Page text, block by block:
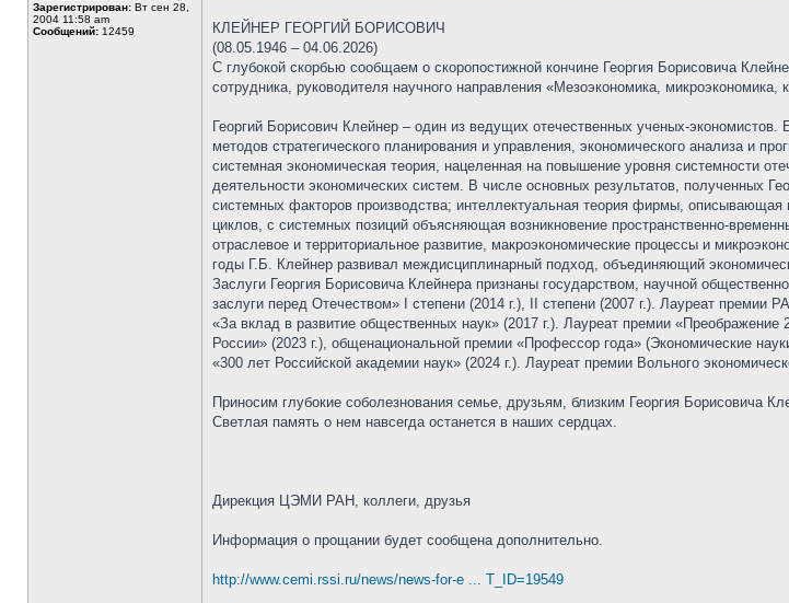
Зарегистрирован: Вт сен 28,
2004 11:58 am
Сообщений: 12459
КЛЕЙНЕР ГЕОРГИЙ БОРИСОВИЧ
(08.05.1946 – 04.06.2026)
С глубокой скорбью сообщаем о скоропостижной кончине Георгия Борисовича
сотрудника, руководителя научного направления «Мезоэкономика,
Георгий Борисович Клейнер – один из ведущих отечественных ученых-
методов стратегического планирования и управления, экономического анализа и
системная экономическая теория, нацеленная на повышение уровня системности
деятельности экономических систем. В числе основных результатов, полученных
системных факторов производства; интеллектуальная теория фирмы,
циклов, с системных позиций объясняющая возникновение пространственно-
отраслевое и территориальное развитие, макроэкономические процессы и
годы Г.Б. Клейнер развивал междисциплинарный подход, объединяющий
Заслуги Георгия Борисовича Клейнера признаны государством, научной
заслуги перед Отечеством» I степени (2014 г.), II степени (2007 г.). Лауреат
«За вклад в развитие общественных наук» (2017 г.). Лауреат премии
России» (2023 г.), общенациональной премии «Профессор года» (Экономические
«300 лет Российской академии наук» (2024 г.). Лауреат премии Вольного
Приносим глубокие соболезнования семье, друзьям, близким Георгия Борисовича
Светлая память о нем навсегда останется в наших сердцах.
Дирекция ЦЭМИ РАН, коллеги, друзья
Информация о прощании будет сообщена дополнительно.
http://www.cemi.rssi.ru/news/news-for-e ... T_ID=19549